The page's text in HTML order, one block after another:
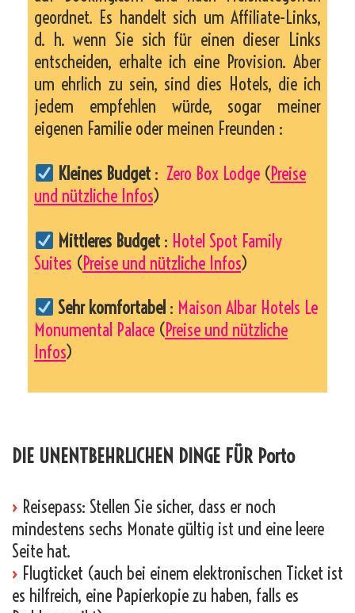
geordnet. Es handelt sich um Affiliate-Links,
d. h. wenn Sie sich für einen dieser Links
entscheiden, erhalte ich eine Provision. Aber
um ehrlich zu sein, sind dies Hotels, die ich
jedem empfehlen würde, sogar meiner
eigenen Familie oder meinen Freunden :
Kleines Budget :Zero Box Lodge (Preise
und nützliche Infos)
Mittleres Budget : Hotel Spot Family
Suites (Preise und nützliche Infos)
Sehr komfortabel : Maison Albar Hotels Le
Monumental Palace (Preise und nützliche
Infos)
DIE UNENTBEHRLICHEN DINGE FÜR Porto
› Reisepass: Stellen Sie sicher, dass er noch
mindestens sechs Monate gültig ist und eine leere
Seite hat.
› Flugticket (auch bei einem elektronischen Ticket ist
es hilfreich, eine Papierkopie zu haben, falls es